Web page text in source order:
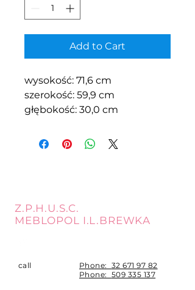
Add to Cart
wysokość: 71,6 cm
szerokość: 59,9 cm
głębokość: 30,0 cm
Z.P.H.U.S.C.
MEBLOPOL I.L.BREWKA
call Phone: 32 671 97 82
Phone: 509 335 137